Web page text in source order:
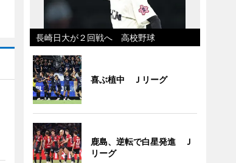
長崎日大が２回戦へ 高校野球
喜ぶ植中 Ｊリーグ
鹿島、逆転で白星発進 Ｊ
リーグ